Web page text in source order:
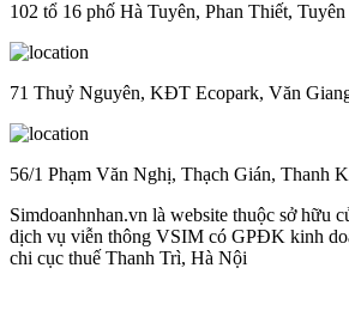
102 tổ 16 phố Hà Tuyên, Phan Thiết,
71 Thuỷ Nguyên, KĐT Ecopark, Văn
56/1 Phạm Văn Nghị, Thạch Gián, Thanh
Simdoanhnhan.vn là website thuộc sở hữu
dịch vụ viễn thông VSIM có GPĐK kinh
chi cục thuế Thanh Trì, Hà Nội